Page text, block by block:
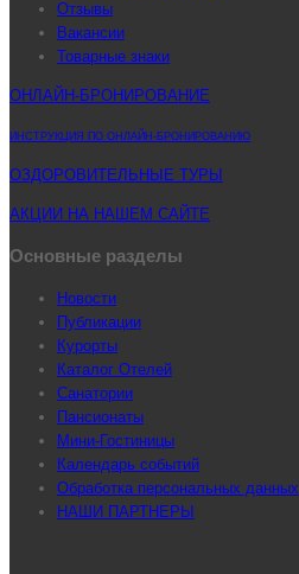
Отзывы
Вакансии
Товарные знаки
ОНЛАЙН-БРОНИРОВАНИЕ
ИНСТРУКЦИЯ ПО ОНЛАЙН-БРОНИРОВАНИЮ
ОЗДОРОВИТЕЛЬНЫЕ ТУРЫ
АКЦИИ НА НАШЕМ САЙТЕ
Основные разделы
Новости
Публикации
Курорты
Каталог Отелей
Санатории
Пансионаты
Мини-Гостиницы
Календарь событий
Обработка персональных данных
НАШИ ПАРТНЕРЫ